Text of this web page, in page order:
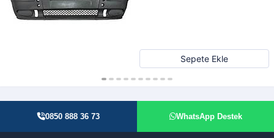
Sepete Ekle
0850 888 36 73 WhatsApp Destek